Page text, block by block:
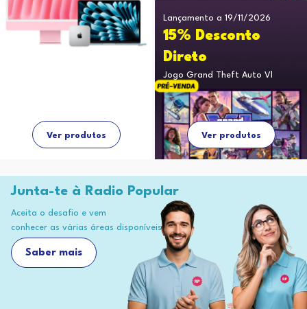
Ver produtos
Lançamento a 19/11/2026
15% Desconto
Direto
Jogo Grand Theft Auto Vl
Ver produtos
Junta-te à Radio Popular
Aceita o desafio e vem
conhecer as várias áreas disponíveis
Saber mais